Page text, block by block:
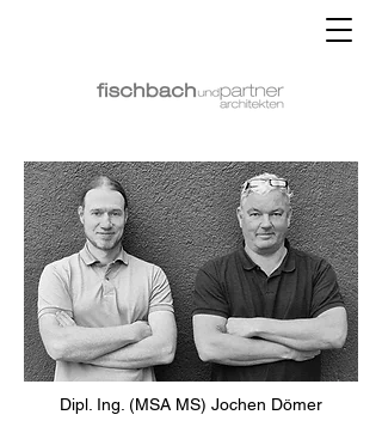
Dipl. Ing. (MSA MS) Jochen Dömer